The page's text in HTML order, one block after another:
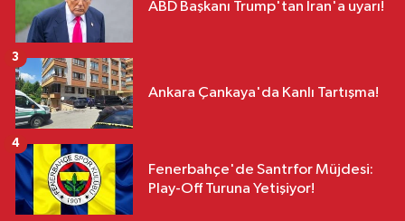
ABD Başkanı Trump'tan İran'a uyarı!
Ankara Çankaya'da Kanlı Tartışma!
3
Fenerbahçe'de Santrfor Müjdesi:
Play-Off Turuna Yetişiyor!
4